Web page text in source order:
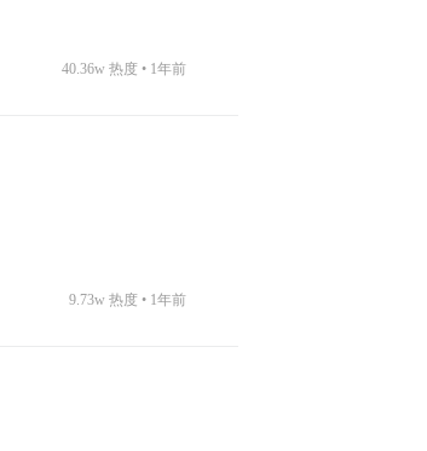
1年前
40.36w 热度 •
1年前
9.73w 热度 •